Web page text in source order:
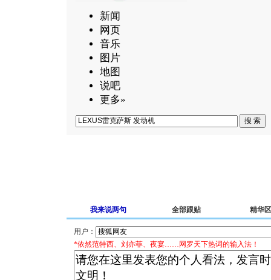
新闻
网页
音乐
图片
地图
说吧
更多»
我来说两句 全部跟贴 精华区
用户：
*依然范特西、刘亦菲、夜宴……网罗天下热词的输入法！